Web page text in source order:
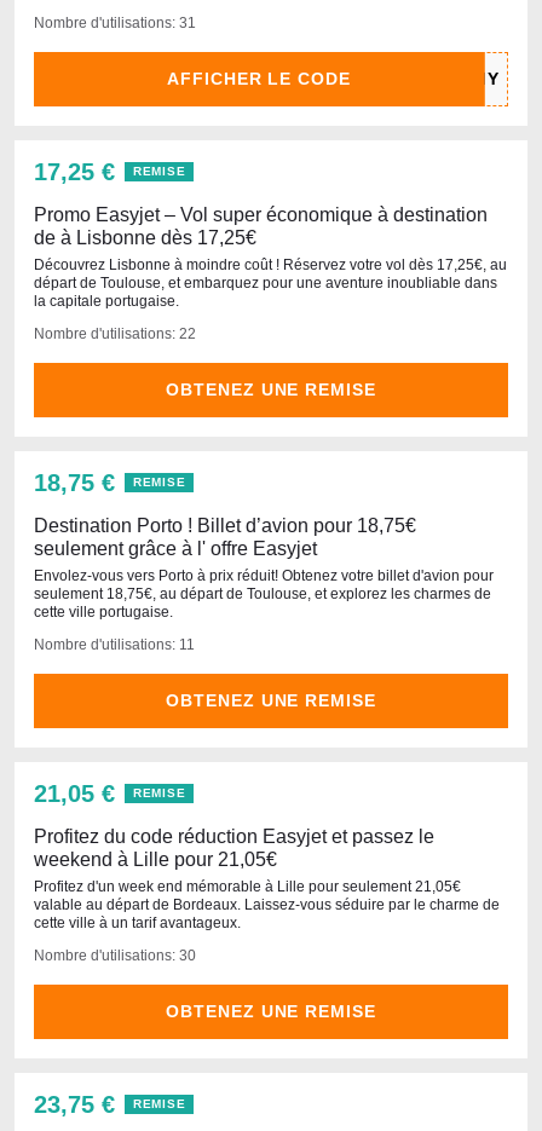
Nombre d'utilisations: 31
AFFICHER LE CODE
17,25 € REMISE
Promo Easyjet – Vol super économique à destination
de à Lisbonne dès 17,25€
Découvrez Lisbonne à moindre coût ! Réservez votre vol dès 17,25€, au
départ de Toulouse, et embarquez pour une aventure inoubliable dans
la capitale portugaise.
Nombre d'utilisations: 22
OBTENEZ UNE REMISE
18,75 € REMISE
Destination Porto ! Billet d’avion pour 18,75€
seulement grâce à l' offre Easyjet
Envolez-vous vers Porto à prix réduit! Obtenez votre billet d'avion pour
seulement 18,75€, au départ de Toulouse, et explorez les charmes de
cette ville portugaise.
Nombre d'utilisations: 11
OBTENEZ UNE REMISE
21,05 € REMISE
Profitez du code réduction Easyjet et passez le
weekend à Lille pour 21,05€
Profitez d'un week end mémorable à Lille pour seulement 21,05€
valable au départ de Bordeaux. Laissez-vous séduire par le charme de
cette ville à un tarif avantageux.
Nombre d'utilisations: 30
OBTENEZ UNE REMISE
23,75 € REMISE